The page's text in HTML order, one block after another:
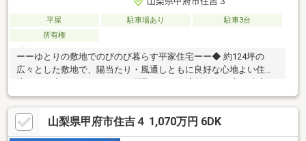
平屋 駐車場あり
駐車3台
所有権
ーーゆとりの敷地でのびのび暮らす平家住宅ーー◆ 約124坪の
広々とした敷地で、陽当たり・風通しともに良好な心地よい住環
多いご家庭にもぴったり。◆ 駐車スペースは3台分＋カーポート
付きで、お車をお持ちの方も安心です。◆ 南甲府駅まで徒歩15
分、スーパーも近く毎日の生活が便利。◆ 和室が多く、続き間や
床の間もあり、落ち着いた和の雰囲気が感じられます。◆ 市街地
山梨県甲府市住吉４ 1,070万円 6DK